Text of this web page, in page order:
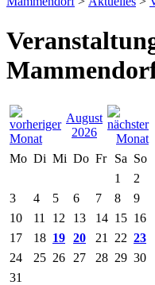
August
2026
Mo Di Mi Do Fr Sa So
1
2
3
4 5 6 7 8
9
10
11 12 13 14 15 16
17
18 19 20 21 22 23
24
25 26 27 28 29 30
31